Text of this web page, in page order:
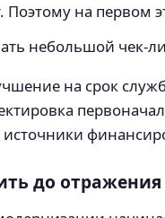
на первом
небольшой чек-
на срок
источники
до отражения